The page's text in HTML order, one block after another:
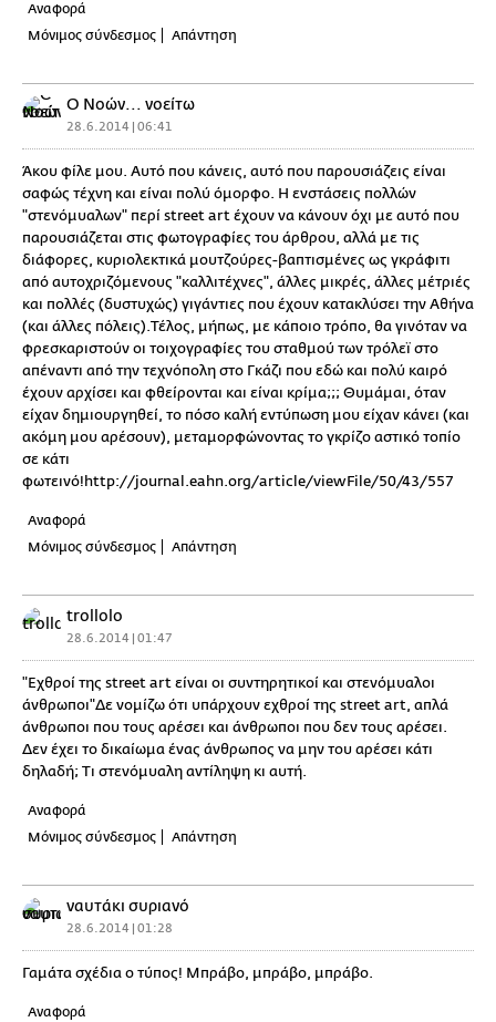
Αναφορά
Μόνιμος σύνδεσμος
Απάντηση
Ο Νοών... νοείτω
28.6.2014 | 06:41
Άκου φίλε μου. Αυτό που κάνεις, αυτό που παρουσιάζεις είναι
σαφώς τέχνη και είναι πολύ όμορφο. Η ενστάσεις πολλών
"στενόμυαλων" περί street art έχουν να κάνουν όχι με αυτό που
παρουσιάζεται στις φωτογραφίες του άρθρου, αλλά με τις
διάφορες, κυριολεκτικά μουτζούρες-βαπτισμένες ως γκράφιτι
από αυτοχριζόμενους "καλλιτέχνες", άλλες μικρές, άλλες μέτριές
και πολλές (δυστυχώς) γιγάντιες που έχουν κατακλύσει την Αθήνα
(και άλλες πόλεις).Τέλος, μήπως, με κάποιο τρόπο, θα γινόταν να
φρεσκαριστούν οι τοιχογραφίες του σταθμού των τρόλεϊ στο
απέναντι από την τεχνόπολη στο Γκάζι που εδώ και πολύ καιρό
έχουν αρχίσει και φθείρονται και είναι κρίμα;;; Θυμάμαι, όταν
είχαν δημιουργηθεί, το πόσο καλή εντύπωση μου είχαν κάνει (και
ακόμη μου αρέσουν), μεταμορφώνοντας το γκρίζο αστικό τοπίο
σε κάτι
φωτεινό!http://journal.eahn.org/article/viewFile/50/43/557
Αναφορά
Μόνιμος σύνδεσμος
Απάντηση
trollolo
28.6.2014 | 01:47
"Εχθροί της street art είναι οι συντηρητικοί και στενόμυαλοι
άνθρωποι"Δε νομίζω ότι υπάρχουν εχθροί της street art, απλά
άνθρωποι που τους αρέσει και άνθρωποι που δεν τους αρέσει.
Δεν έχει το δικαίωμα ένας άνθρωπος να μην του αρέσει κάτι
δηλαδή; Τι στενόμυαλη αντίληψη κι αυτή.
Αναφορά
Μόνιμος σύνδεσμος
Απάντηση
ναυτάκι συριανό
28.6.2014 | 01:28
Γαμάτα σχέδια ο τύπος! Μπράβο, μπράβο, μπράβο.
Αναφορά